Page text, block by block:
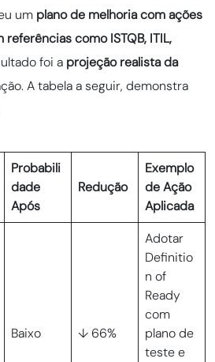
um plano de melhoria com ações
como ISTQB, ITIL,
foi a projeção realista da
A tabela a seguir, demonstra
Probabili
dade
Após
Redução
Exemplo
de Ação
Aplicada
Baixo ↓ 66%
Adotar
Definitio
n of
Ready
com
plano de
teste e